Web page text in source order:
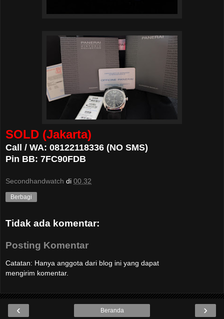
SOLD (Jakarta)
Call / WA: 08122118336 (NO SMS)
Pin BB: 7FC90FDB
Secondhandwatch di 00.32
Berbagi
Tidak ada komentar:
Posting Komentar
Catatan: Hanya anggota dari blog ini yang dapat
mengirim komentar.
‹ ›
Beranda